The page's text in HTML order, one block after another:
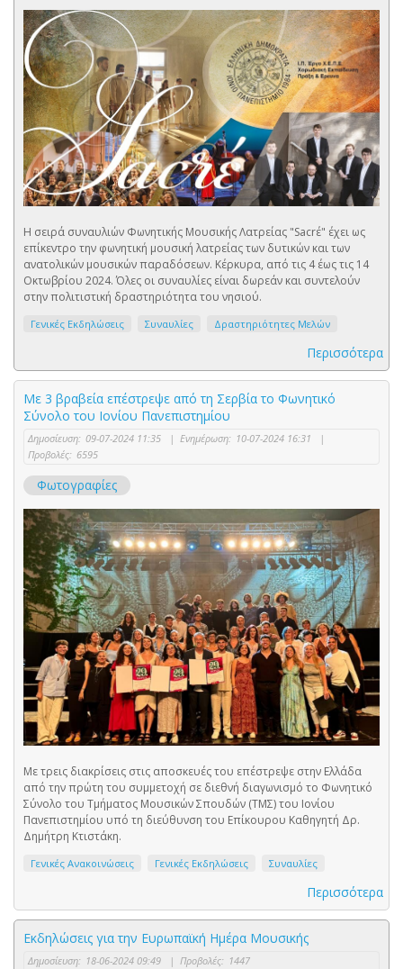
Η σειρά συναυλιών Φωνητικής Μουσικής Λατρείας "Sacrέ" έχει ως
επίκεντρο την φωνητική μουσική λατρείας των δυτικών και των
ανατολικών μουσικών παραδόσεων. Κέρκυρα, από τις 4 έως τις 14
Οκτωβρίου 2024. Όλες οι συναυλίες είναι δωρεάν και συντελούν
στην πολιτιστική δραστηριότητα του νησιού.
Γενικές Εκδηλώσεις Συναυλίες Δραστηριότητες Μελών
Περισσότερα
Με 3 βραβεία επέστρεψε από τη Σερβία το Φωνητικό
Σύνολο του Ιονίου Πανεπιστημίου
Δημοσίευση: 09-07-2024 11:35 | Ενημέρωση: 10-07-2024 16:31
|
Προβολές: 6595
Φωτογραφίες
Με τρεις διακρίσεις στις αποσκευές του επέστρεψε στην Ελλάδα
από την πρώτη του συμμετοχή σε διεθνή διαγωνισμό το Φωνητικό
Σύνολο του Τμήματος Μουσικών Σπουδών (ΤΜΣ) του Ιονίου
Πανεπιστημίου υπό τη διεύθυνση του Επίκουρου Καθηγητή Δρ.
Δημήτρη Κτιστάκη.
Γενικές Ανακοινώσεις Γενικές Εκδηλώσεις Συναυλίες
Περισσότερα
Εκδηλώσεις για την Ευρωπαϊκή Ημέρα Μουσικής
Δημοσίευση: 18-06-2024 09:49 | Προβολές: 1447